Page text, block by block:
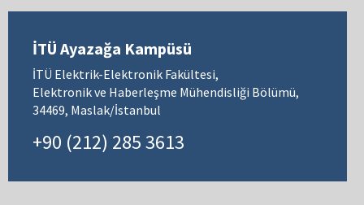
İTÜ Ayazağa Kampüsü
İTÜ Elektrik-Elektronik Fakültesi,
Elektronik ve Haberleşme Mühendisliği Bölümü,
34469, Maslak/İstanbul
+90 (212) 285 3613